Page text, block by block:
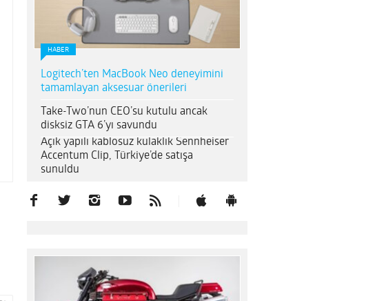
HABER
Logitech’ten MacBook Neo deneyimini
tamamlayan aksesuar önerileri
Take-Two’nun CEO’su kutulu ancak
disksiz GTA 6’yı savundu
Açık yapılı kablosuz kulaklık Sennheiser
Accentum Clip, Türkiye’de satışa
sunuldu